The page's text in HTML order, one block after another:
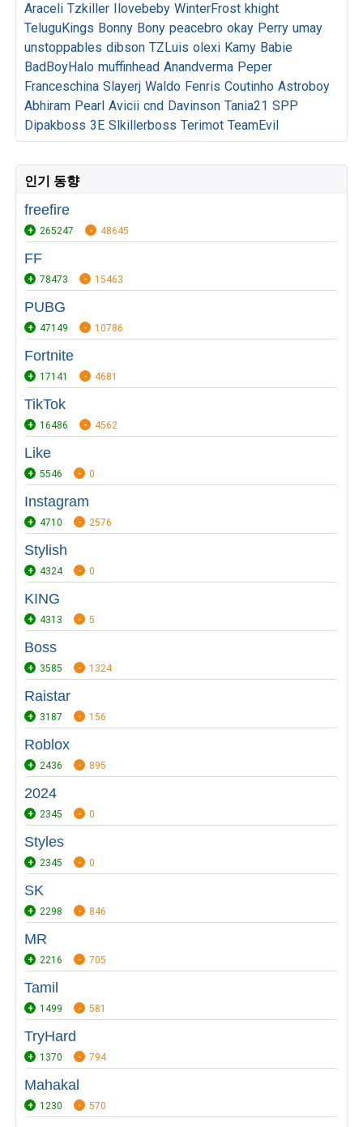
Araceli Tzkiller Ilovebeby WinterFrost khight
TeluguKings Bonny Bony peacebro okay Perry umay
unstoppables dibson TZLuis olexi Kamy Babie
BadBoyHalo muffinhead Anandverma Peper
Franceschina Slayerj Waldo Fenris Coutinho Astroboy
Abhiram Pearl Avicii cnd Davinson Tania21 SPP
Dipakboss 3E Slkillerboss Terimot TeamEvil
인기 동향
freefire
265247 48645
FF
78473 15463
PUBG
47149 10786
Fortnite
17141 4681
TikTok
16486 4562
Like
5546 0
Instagram
4710 2576
Stylish
4324 0
KING
4313 5
Boss
3585 1324
Raistar
3187 156
Roblox
2436 895
2024
2345 0
Styles
2345 0
SK
2298 846
MR
2216 705
Tamil
1499 581
TryHard
1370 794
Mahakal
1230 570